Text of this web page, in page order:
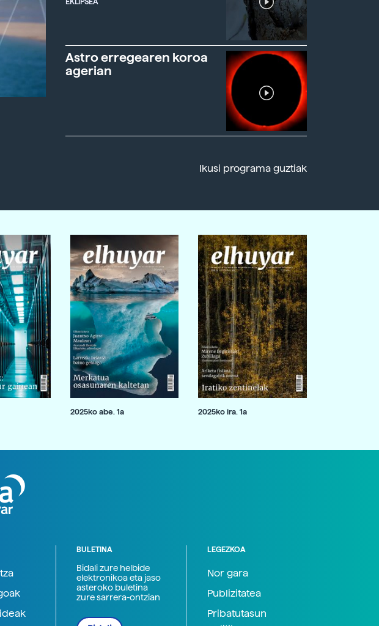
EKLIPSEA
Astro erregearen koroa
agerian
Ikusi programa guztiak
2025ko abe. 1a 2025ko ira. 1a
BULETINA
Bidali zure helbide
elektronikoa eta jaso
asteroko buletina
zure sarrera-ontzian
LEGEZKOA
Nor gara
Publizitatea
Pribatutasun